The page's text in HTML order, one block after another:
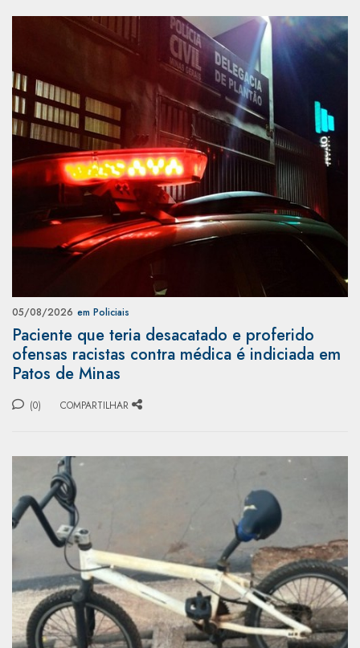
05/08/2026 em Policiais
Paciente que teria desacatado e proferido
ofensas racistas contra médica é indiciada em
Patos de Minas
(0) COMPARTILHAR